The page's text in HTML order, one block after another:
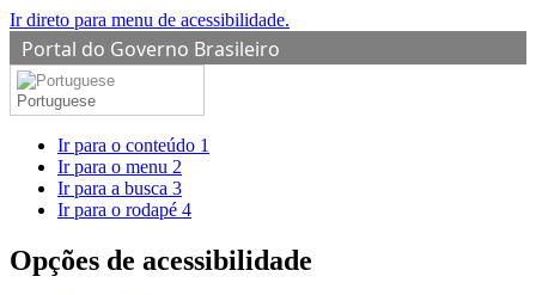
Ir direto para menu de acessibilidade.
Portal do Governo Brasileiro
Portuguese
Ir para o conteúdo 1
Ir para o menu 2
Ir para a busca 3
Ir para o rodapé 4
Opções de acessibilidade